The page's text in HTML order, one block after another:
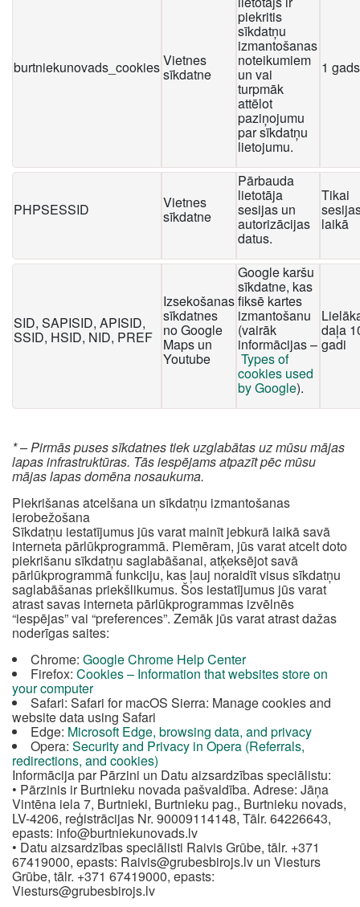
burtniekunovads_cookiesVietnes
sīkdatne
piekritis
sīkdatņu
izmantošanas
noteikumiem
un vai
turpmāk
attēlot
paziņojumu
par sīkdatņu
lietojumu.
1 gads
PHPSESSID Vietnes
sīkdatne
Pārbauda
lietotāja
sesijas un
autorizācijas
datus.
Tikai
laikā
SID, SAPISID, APISID,
SSID, HSID, NID, PREF
Izsekošanas
sīkdatnes
no Google
Maps un
Youtube
Google karšu
sīkdatne, kas
fiksē kartes
izmantošanu
(vairāk
informācijas –
Types of
cookies used
by Google).
daļa
gadi
* – Pirmās puses sīkdatnes tiek uzglabātas uz mūsu mājas
lapas infrastruktūras. Tās iespējams atpazīt pēc mūsu
mājas lapas domēna nosaukuma.
Piekrišanas atcelšana un sīkdatņu izmantošanas
ierobežošana
Sīkdatņu iestatījumus jūs varat mainīt jebkurā laikā savā
interneta pārlūkprogrammā. Piemēram, jūs varat atcelt doto
piekrišanu sīkdatņu saglabāšanai, atķeksējot savā
pārlūkprogrammā funkciju, kas ļauj noraidīt visus sīkdatņu
saglabāšanas priekšlikumus. Šos iestatījumus jūs varat
atrast savas interneta pārlūkprogrammas izvēlnēs
“iespējas” vai “preferences”. Zemāk jūs varat atrast dažas
noderīgas saites:
Chrome: Google Chrome Help Center
Firefox: Cookies – Information that websites store on
your computer
Safari: Safari for macOS Sierra: Manage cookies and
website data using Safari
Edge: Microsoft Edge, browsing data, and privacy
Opera: Security and Privacy in Opera (Referrals,
redirections, and cookies)
Informācija par Pārzini un Datu aizsardzības speciālistu:
• Pārzinis ir Burtnieku novada pašvaldība. Adrese: Jāņa
Vintēna iela 7, Burtnieki, Burtnieku pag., Burtnieku novads,
LV-4206, reģistrācijas Nr. 90009114148, Tālr. 64226643,
epasts: info@burtniekunovads.lv
• Datu aizsardzības speciālisti Raivis Grūbe, tālr. +371
67419000, epasts: Raivis@grubesbirojs.lv un Viesturs
Grūbe, tālr. +371 67419000, epasts:
Viesturs@grubesbirojs.lv